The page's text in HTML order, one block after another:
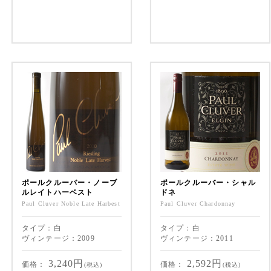
ポールクルーバー・ノーブ
ルレイトハーベスト
Paul Cluver Noble Late Harbest
タイプ：白
ヴィンテージ：2009
価格： 3,240 円 (税込)
ポールクルーバー・シャル
ドネ
Paul Cluver Chardonnay
タイプ：白
ヴィンテージ：2011
価格： 2,592 円 (税込)